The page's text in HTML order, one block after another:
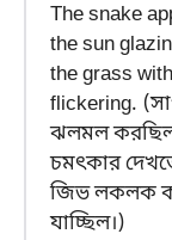
The snake
the sun
the grass
flickering.
ঝলমল
চমৎকার
জিভ লকলক
যাচ্ছিল।)